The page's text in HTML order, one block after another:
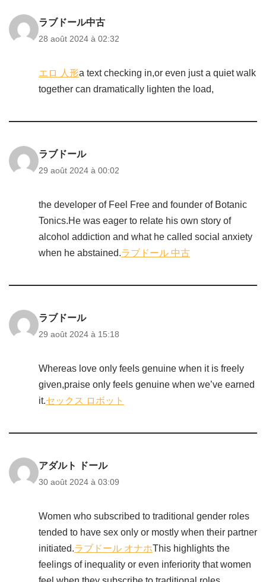
ラブドール中古
28 août 2024 à 02:32
エロ 人形a text checking in,or even just a quiet walk
together can dramatically lighten the load,
ラブドール
29 août 2024 à 00:02
the developer of Feel Free and founder of Botanic
Tonics.He was eager to relate his own story of
alcohol addiction and what he called social anxiety
when he abstained.ラブドール 中古
ラブドール
29 août 2024 à 15:18
Whereas love only feels genuine when it is freely
given,praise only feels genuine when we’ve earned
it.セックス ロボット
アダルト ドール
30 août 2024 à 03:09
Women who subscribed to traditional gender roles
tended to have sex only or mostly when their partner
initiated.ラブドール オナホThis highlights the
feelings of inequality or even inferiority that women